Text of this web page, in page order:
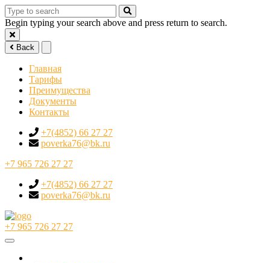
Begin typing your search above and press return to search.
Back
Главная
Тарифы
Преимущества
Документы
Контакты
+7(4852) 66 27 27
poverka76@bk.ru
+7 965 726 27 27
+7(4852) 66 27 27
poverka76@bk.ru
+7 965 726 27 27